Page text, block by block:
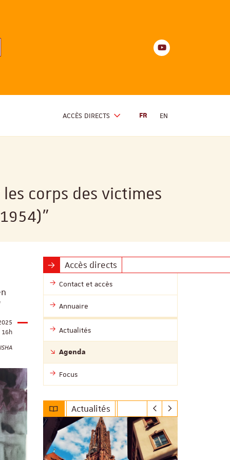
Youtube
ACCÈS DIRECTS FR EN
corps des victimes
16h
Accès directs
Contact et accès
Annuaire
Actualités
Agenda
Focus
Actualités